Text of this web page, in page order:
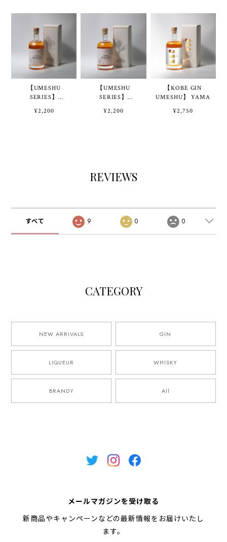
【UMESHU
SERIES】
BRANDY
¥2,200
【UMESHU
SERIES】
WHISKY
¥2,200
【KOBE GIN
UMESHU】 YAMA
¥2,750
REVIEWS
すべて 9 0 0
CATEGORY
NEW ARRIVALS GIN
LIQUEUR WHISKY
BRANDY All
メールマガジンを受け取る
新商品やキャンペーンなどの最新情報をお届けいたし
ます。